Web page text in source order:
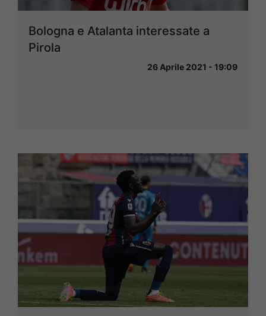
Bologna e Atalanta interessate a
Pirola
26 Aprile 2021 - 19:09